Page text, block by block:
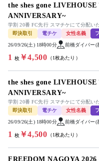
the shes gone
ANNIVERSARY~
学割 20番 FC先行 スマチケにて分配い
即決取引
電チケ 女性名義
26/09/26(土) 18時00分 前橋ダイバー(
1 枚￥4,500 （1枚あたり）
the shes gone
ANNIVERSARY~
学割 20番 FC先行 スマチケにて分配い
即決取引
電チケ 女性名義
26/09/26(土) 18時00分 前橋ダイバー(
1 枚￥4,500 （1枚あたり）
FREEDOM NAGOYA 2026